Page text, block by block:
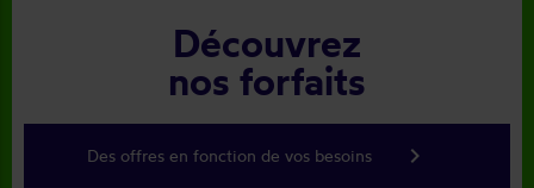
Découvrez
nos forfaits
Des offres en fonction de vos besoins keyboard_arrow_right